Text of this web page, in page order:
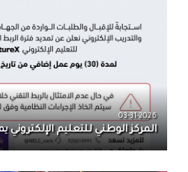
03-31-2026
المركز الوطني للتعليم الإلكتروني